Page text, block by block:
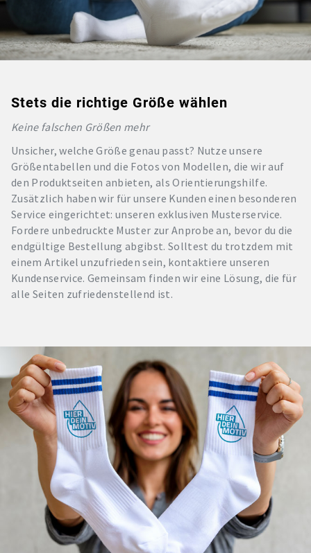
Stets die richtige Größe wählen
Keine falschen Größen mehr
Unsicher, welche Größe genau passt? Nutze unsere
Größentabellen und die Fotos von Modellen, die wir auf
den Produktseiten anbieten, als Orientierungshilfe.
Zusätzlich haben wir für unsere Kunden einen besonderen
Service eingerichtet: unseren exklusiven Musterservice.
Fordere unbedruckte Muster zur Anprobe an, bevor du die
endgültige Bestellung abgibst. Solltest du trotzdem mit
einem Artikel unzufrieden sein, kontaktiere unseren
Kundenservice. Gemeinsam finden wir eine Lösung, die für
alle Seiten zufriedenstellend ist.